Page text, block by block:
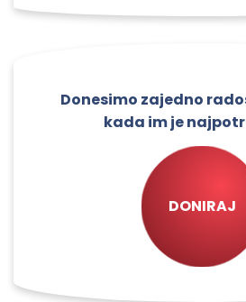
Donesimo zajedno
kada im je
DONIRAJ